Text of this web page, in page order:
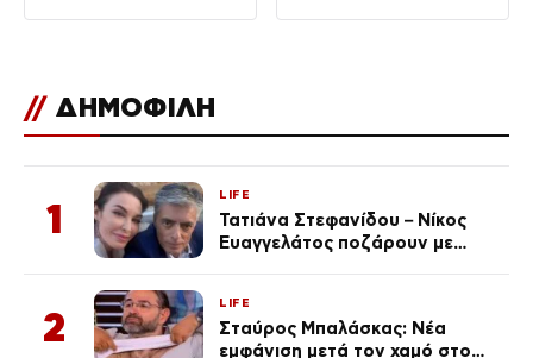
// ΔΗΜΟΦΙΛΗ
1
LIFE
Τατιάνα Στεφανίδου – Νίκος
Ευαγγελάτος ποζάρουν με
2
LIFE
Σταύρος Μπαλάσκας: Νέα
εμφάνιση μετά τον χαμό στο